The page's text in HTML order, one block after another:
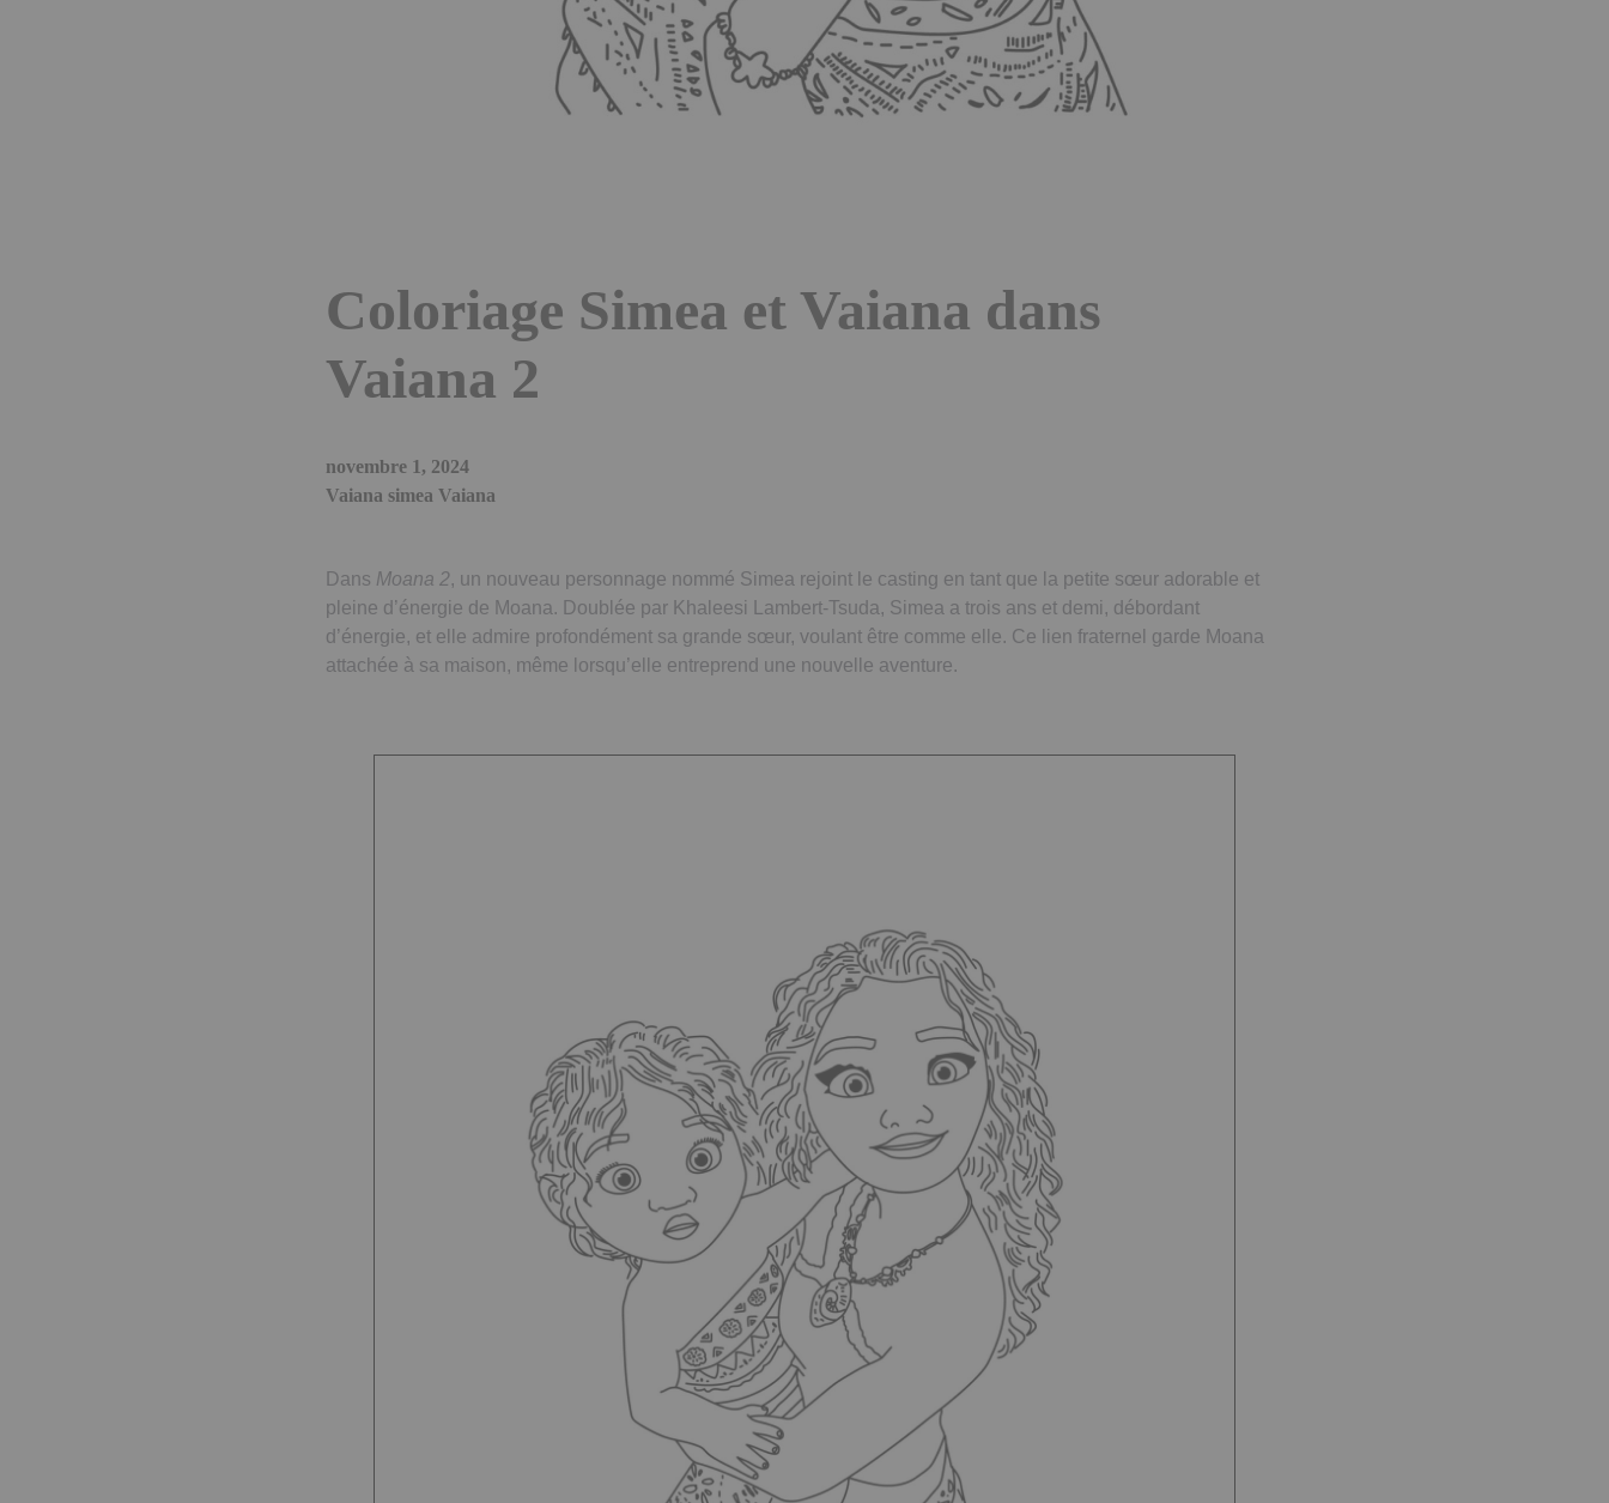
Coloriage Simea et Vaiana dans
Vaiana 2
novembre 1, 2024
Vaiana simea Vaiana
Dans Moana 2, un nouveau personnage nommé Simea rejoint le casting en tant que la petite sœur adorable et
pleine d’énergie de Moana. Doublée par Khaleesi Lambert-Tsuda, Simea a trois ans et demi, débordant
d’énergie, et elle admire profondément sa grande sœur, voulant être comme elle. Ce lien fraternel garde Moana
attachée à sa maison, même lorsqu’elle entreprend une nouvelle aventure.